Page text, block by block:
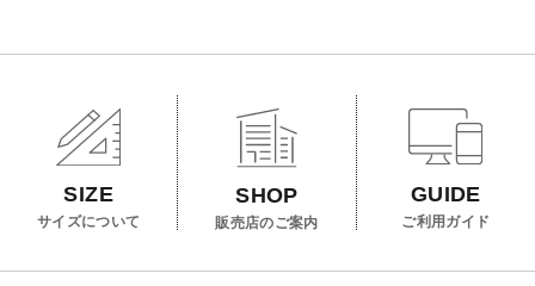
SIZE
サイズについて
SHOP
販売店のご案内
GUIDE
ご利用ガイド